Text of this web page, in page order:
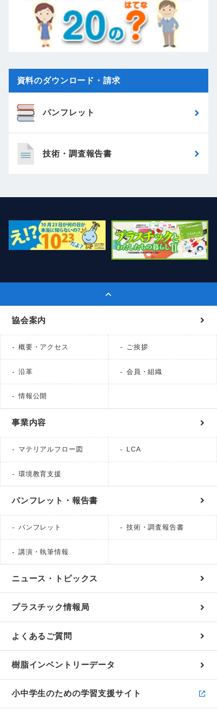
資料のダウンロード・請求
パンフレット
技術・調査報告書
協会案内
概要・アクセス ご挨拶
沿革 会員・組織
情報公開
事業内容
マテリアルフロー図 LCA
環境教育支援
パンフレット・報告書
パンフレット 技術・調査報告書
講演・執筆情報
ニュース・トピックス
プラスチック情報局
よくあるご質問
樹脂インベントリーデータ
小中学生のための学習支援サイト